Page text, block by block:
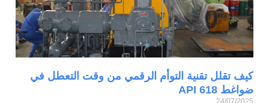
كيف تقلل تقنية التوأم الرقمي من وقت التعطل في
ضواغط API 618
24/07/2025